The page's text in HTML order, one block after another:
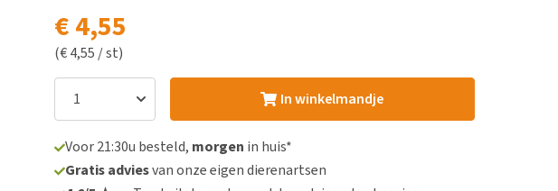
€ 4,55
(€ 4,55 / st)
In winkelmandje
Voor 21:30u besteld, morgen in huis*
Gratis adviesvan onze eigen dierenartsen